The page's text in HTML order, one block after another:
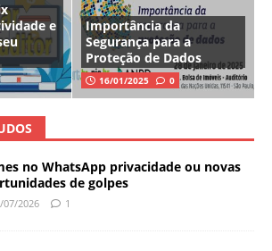
e
Importância da
Segurança para a
Proteção de Dados
16/01/2025 0
no WhatsApp privacidade ou novas
de golpes
07/2026 1